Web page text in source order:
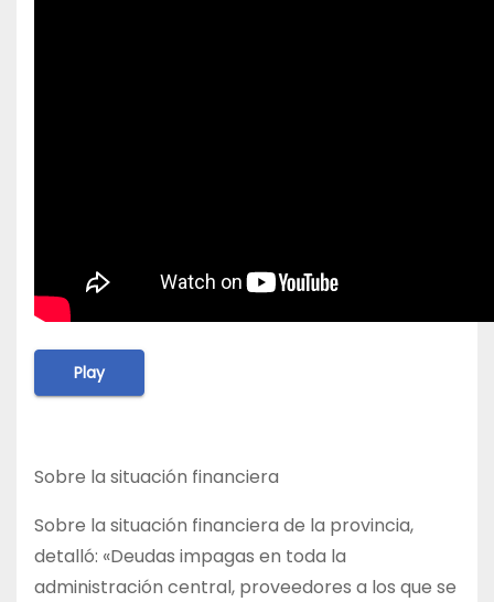
Play
Sobre la situación financiera
Sobre la situación financiera de la provincia,
detalló: «Deudas impagas en toda la
administración central, proveedores a los que se